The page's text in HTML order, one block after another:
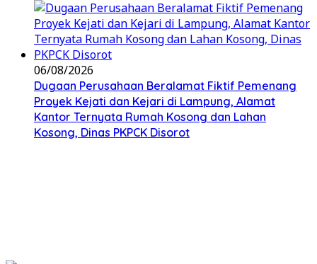
06/08/2026
Dugaan Perusahaan Beralamat Fiktif Pemenang
Proyek Kejati dan Kejari di Lampung, Alamat
Kantor Ternyata Rumah Kosong dan Lahan
Kosong, Dinas PKPCK Disorot